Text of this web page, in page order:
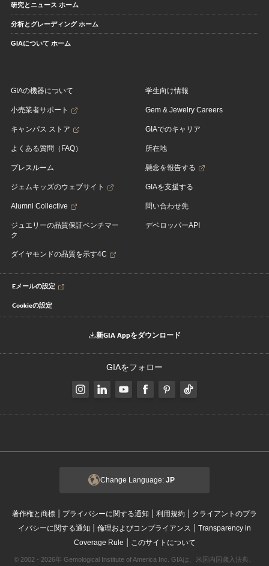
研究とニュース ホーム
分析とグレーディング ホーム
GIAについて ホーム
GIAの機器について
小売業者サポート
キャンパス ストア
よくある質問（FAQ）
プレスルーム
ジェムキッズのウェブサイト
Alumni Collective
ジュエリーの品質保証ベンチマー
ク
ダイヤモンドの品質を示す4C
学生向け情報
Gem & Jewelry Careers
GIAでのキャリア
所在地
懸念を報告する
GIAを支援する
問い合わせ先
デベロッパーAPI
Eメールの設定
Cookieの設定
新GIA Appをダウンロード
GIAをフォロー
Change Language: JP
著作権と商標 | プライバシーに関する通知 | 利用規約 | クライアントのプラ
イバシーに関する通知 | 倫理およびコンプライアンス | Transparency in
Coverage Rule | このサイトについて
© 2002 - 2026年 Gemological Institute of America Inc. GIAは、米国内国歳入法典、